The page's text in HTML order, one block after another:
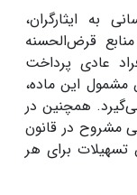
به ایثارگران،
قرض‌الحسنه
عادی پرداخت
این ماده،
می‌گیرد. همچنین در
مشروح در قانون
سقف این تسهیلات برای هر